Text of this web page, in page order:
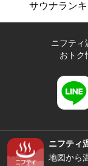
サウナラン
ニフティ
おトク
ニフティ
地図から